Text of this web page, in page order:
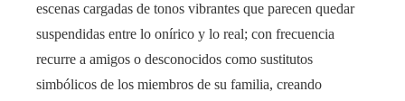
escenas cargadas de tonos vibrantes que parecen quedar
suspendidas entre lo onírico y lo real; con frecuencia
recurre a amigos o desconocidos como sustitutos
simbólicos de los miembros de su familia, creando